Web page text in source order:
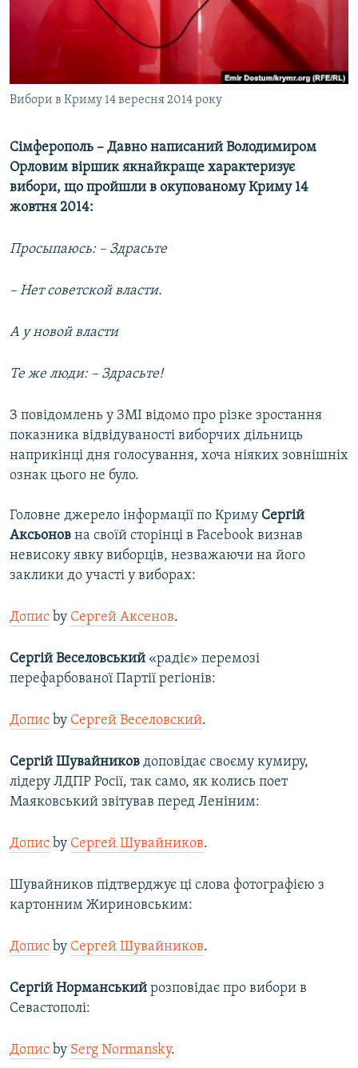
ВІДЕОУРОКИ «ELIFBE»
УКРАЇНСЬКА ПРОБЛЕМА КРИМУ
ІНФОГРАФІКА
Русский
Qırımtatar
ДОЛУЧАЙСЯ!
Усі сайти RFE/RL
Вибори в Криму 14 вересня 2014 року
Сімферополь – Давно написаний Володимиром
Орловим віршик якнайкраще характеризує
вибори, що пройшли в окупованому Криму 14
жовтня 2014:
Просыпаюсь: – Здрасьте
– Нет советской власти.
А у новой власти
Те же люди: – Здрасьте!
З повідомлень у ЗМІ відомо про різке зростання
показника відвідуваності виборчих дільниць
наприкінці дня голосування, хоча ніяких зовнішніх
ознак цього не було.
Головне джерело інформації по Криму Сергій
Аксьонов на своїй сторінці в Facebook визнав
невисоку явку виборців, незважаючи на його
заклики до участі у виборах:
Допис by Сергей Аксенов.
Сергій Веселовський «радіє» перемозі
перефарбованої Партії регіонів:
Допис by Сергей Веселовский.
Сергій Шувайников доповідає своєму кумиру,
лідеру ЛДПР Росії, так само, як колись поет
Маяковський звітував перед Леніним:
Допис by Сергей Шувайников.
Шувайников підтверджує ці слова фотографією з
картонним Жириновським:
Допис by Сергей Шувайников.
Сергій Норманський розповідає про вибори в
Севастополі:
Допис by Serg Normansky.